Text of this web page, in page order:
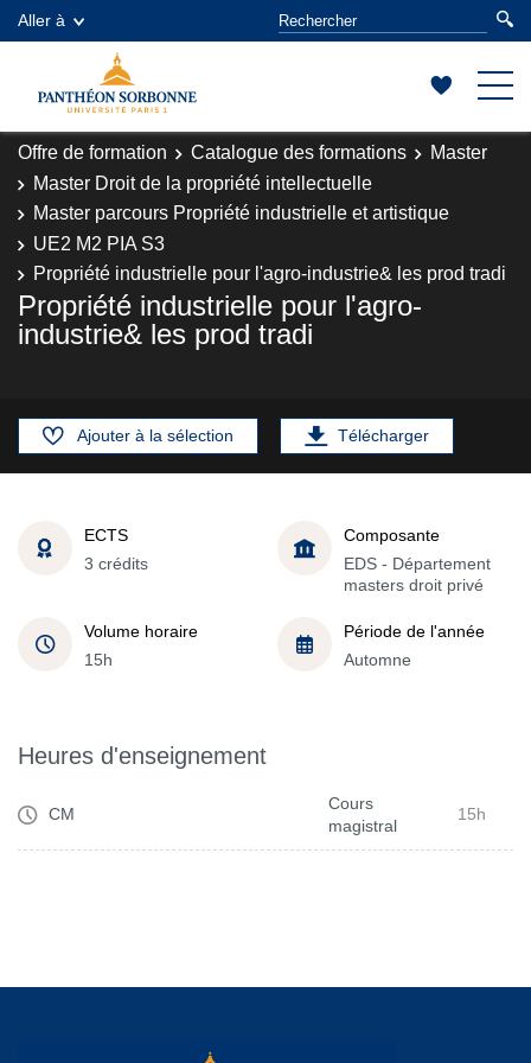
Aller à
Offre de formation Catalogue des formations
Master
Master Droit de la propriété intellectuelle
Master parcours Propriété industrielle et artistique
UE2 M2 PIA S3
Propriété industrielle pour l'agro-industrie& les prod tradi
Propriété industrielle pour l'agro-
industrie& les prod tradi
Ajouter à la sélection Télécharger
ECTS
3 crédits
Composante
EDS - Département
masters droit privé
Volume horaire
15h
Période de l'année
Automne
Heures d'enseignement
CM
Cours
magistral
15h